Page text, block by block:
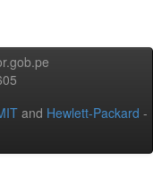
and Hewlett-Packard -